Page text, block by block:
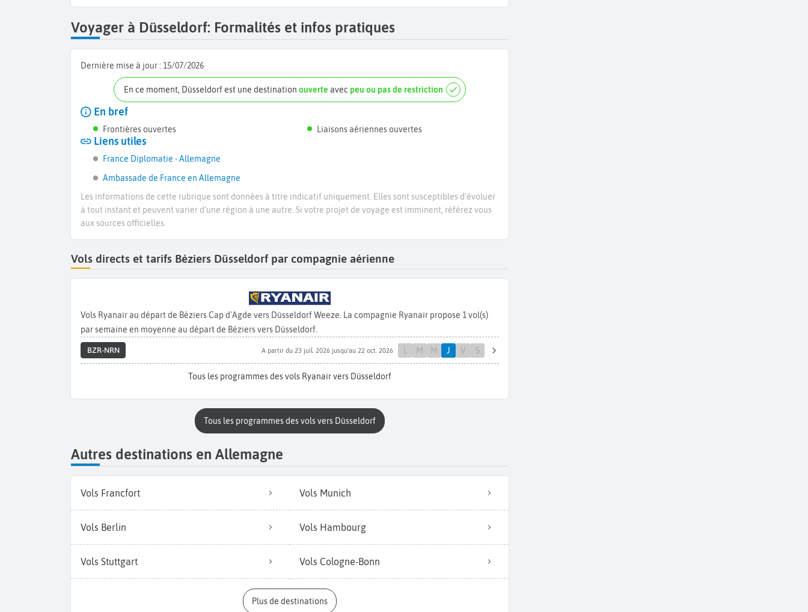
Voyager à Düsseldorf: Formalités et infos pratiques
Dernière mise à jour : 15/07/2026
En ce moment, Düsseldorf est une destinationouverte avec peu ou pas de restriction
En bref
Frontières ouvertes Liaisons aériennes ouvertes
Liens utiles
France Diplomatie - Allemagne
Ambassade de France en Allemagne
Les informations de cette rubrique sont données à titre indicatif uniquement. Elles sont susceptibles d’évoluer
à tout instant et peuvent varier d’une région à une autre. Si votre projet de voyage est imminent, référez vous
aux sources officielles.
Vols directs et tarifs Béziers Düsseldorf par compagnie aérienne
Vols Ryanair au départ de Béziers Cap d'Agde vers Düsseldorf Weeze. La compagnie Ryanair propose 1 vol(s)
par semaine en moyenne au départ de Béziers vers Düsseldorf.
BZR-NRN A partir du 23 juil. 2026 jusqu'au 22 oct. 2026 M M J V S
Tous les programmes des vols Ryanair vers Düsseldorf
Tous les programmes des vols vers Düsseldorf
Autres destinations en Allemagne
Vols Francfort Vols Munich
Vols Berlin Vols Hambourg
Vols Stuttgart Vols Cologne-Bonn
Plus de destinations